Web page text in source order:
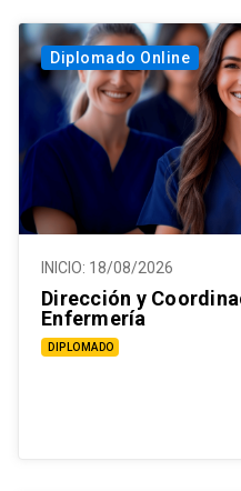
Diplomado Online
INICIO: 18/08/2026
Dirección y
Enfermería
DIPLOMADO